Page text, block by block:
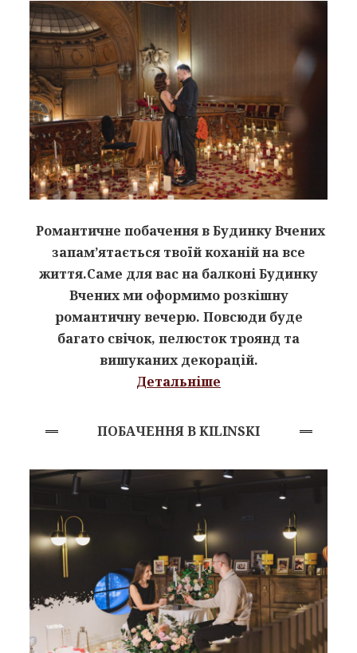
Романтичне побачення в Будинку Вчених
запам’ятається твоїй коханій на все
життя.Саме для вас на балконі Будинку
Вчених ми оформимо розкішну
романтичну вечерю. Повсюди буде
багато свічок, пелюсток троянд та
вишуканих декорацій.
Детальніше
ПОБАЧЕННЯ В KILINSKI